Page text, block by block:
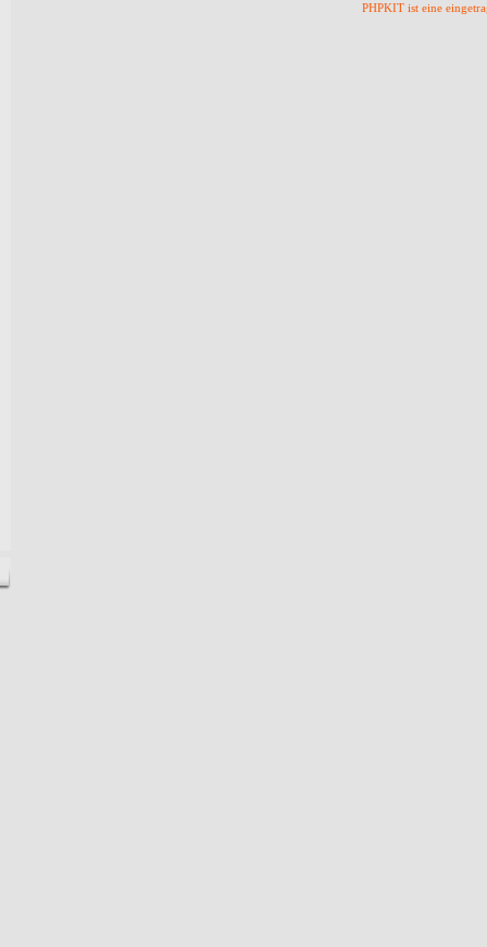
PHPKIT ist eine